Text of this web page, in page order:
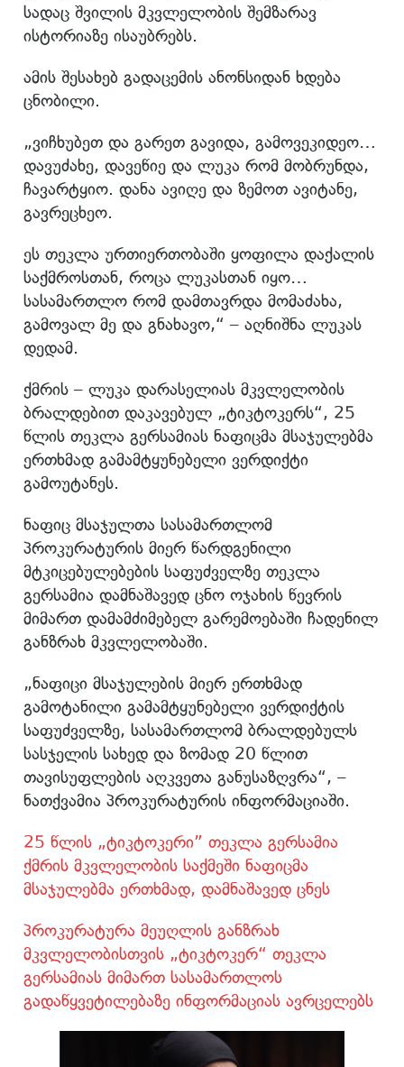
სადაც შვილის მკვლელობის შემზარავ
ისტორიაზე ისაუბრებს.
ამის შესახებ გადაცემის ანონსიდან ხდება
ცნობილი.
„ვიჩხუბეთ და გარეთ გავიდა, გამოვეკიდეო…
დავუძახე, დავეწიე და ლუკა რომ მობრუნდა,
ჩავარტყიო. დანა ავიღე და ზემოთ ავიტანე,
გავრეცხეო.
ეს თეკლა ურთიერთობაში ყოფილა დაქალის
საქმროსთან, როცა ლუკასთან იყო…
სასამართლო რომ დამთავრდა მომაძახა,
გამოვალ მე და გნახავო,“ – აღნიშნა ლუკას
დედამ.
ქმრის – ლუკა დარასელიას მკვლელობის
ბრალდებით დაკავებულ „ტიკტოკერს“, 25
წლის თეკლა გერსამიას ნაფიცმა მსაჯულებმა
ერთხმად გამამტყუნებელი ვერდიქტი
გამოუტანეს.
ნაფიც მსაჯულთა სასამართლომ
პროკურატურის მიერ წარდგენილი
მტკიცებულებების საფუძველზე თეკლა
გერსამია დამნაშავედ ცნო ოჯახის წევრის
მიმართ დამამძიმებელ გარემოებაში ჩადენილ
განზრახ მკვლელობაში.
„ნაფიცი მსაჯულების მიერ ერთხმად
გამოტანილი გამამტყუნებელი ვერდიქტის
საფუძველზე, სასამართლომ ბრალდებულს
სასჯელის სახედ და ზომად 20 წლით
თავისუფლების აღკვეთა განუსაზღვრა“, –
ნათქვამია პროკურატურის ინფორმაციაში.
25 წლის „ტიკტოკერი” თეკლა გერსამია
ქმრის მკვლელობის საქმეში ნაფიცმა
მსაჯულებმა ერთხმად, დამნაშავედ ცნეს
პროკურატურა მეუღლის განზრახ
მკვლელობისთვის „ტიკტოკერ“ თეკლა
გერსამიას მიმართ სასამართლოს
გადაწყვეტილებაზე ინფორმაციას ავრცელებს